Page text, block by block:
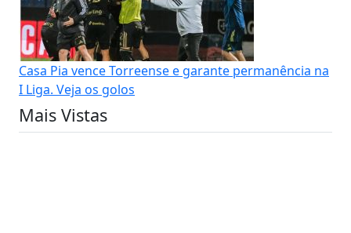
Casa Pia vence Torreense e garante permanência na
I Liga. Veja os golos
Mais Vistas